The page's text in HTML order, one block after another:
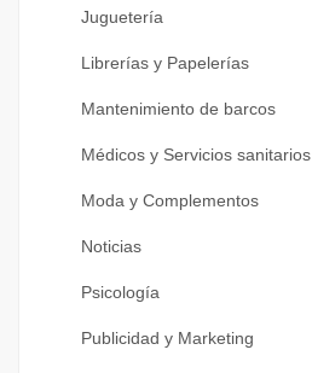
Juguetería
Librerías y Papelerías
Mantenimiento de barcos
Médicos y Servicios sanitarios
Moda y Complementos
Noticias
Psicología
Publicidad y Marketing